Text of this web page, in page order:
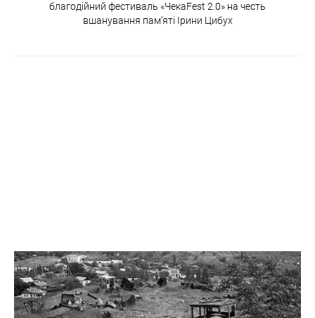
благодійний фестиваль «ЧекаFest 2.0» на честь
вшанування пам’яті Ірини Цибух